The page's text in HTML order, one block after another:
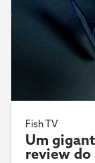
Fish TV
Um
review do